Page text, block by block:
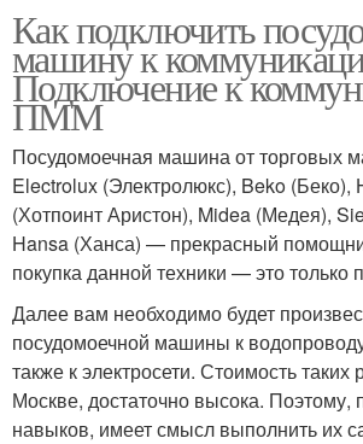
Как подключить
машину к
Подключение к
ПММ
Посудомоечная машина от торговых
Electrolux (Электролюкс), Beko (Беко),
(Хотпоинт Аристон), Midea (Медея),
Hansa (Ханса) — прекрасный
покупка данной техники — это только
Далее вам необходимо будет
посудомоечной машины к
также к электросети. Стоимость таких
Москве, достаточно высока. Поэтому,
навыков, имеет смысл выполнить их